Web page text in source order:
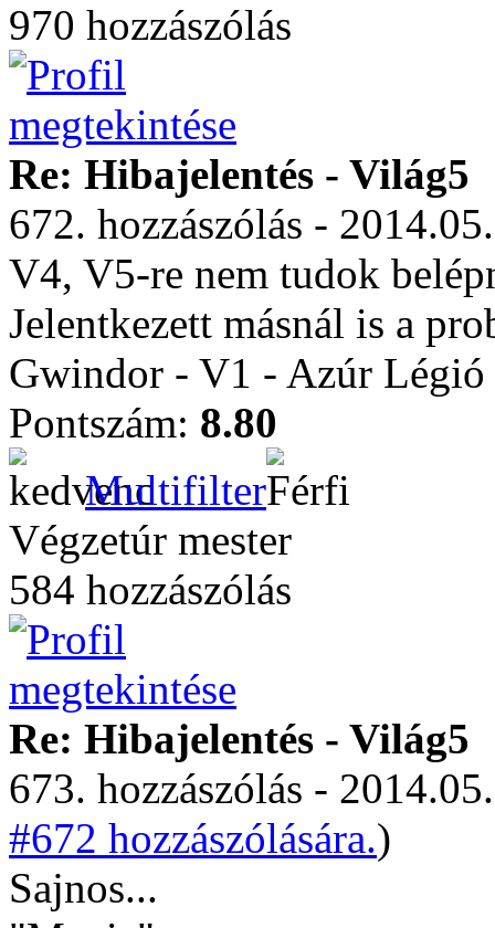
970 hozzászólás
Re: Hibajelentés - Világ5
672. hozzászólás -
V4, V5-re nem tudok
Jelentkezett másnál is a
Gwindor - V1 - Azúr Légió
Pontszám: 8.80
Multifilter
Végzetúr mester
584 hozzászólás
Re: Hibajelentés - Világ5
673. hozzászólás -
#672 hozzászólására.)
Sajnos...